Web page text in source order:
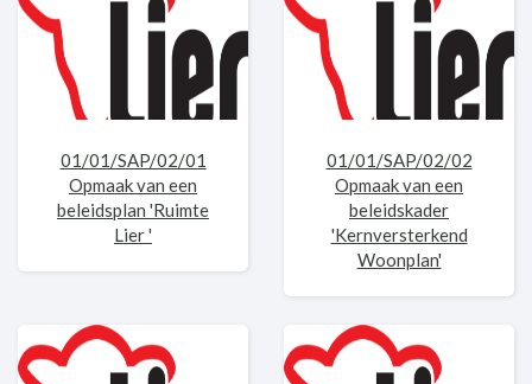
01/01/SAP/02/01
Opmaak van een
beleidsplan 'Ruimte
Lier '
01/01/SAP/02/02
Opmaak van een
beleidskader
'Kernversterkend
Woonplan'